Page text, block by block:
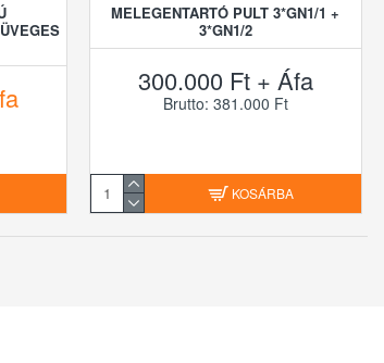
MELEGENTARTÓ PULT 3*GN1/1 +
3*GN1/2
300.000 Ft + Áfa
Brutto: 381.000 Ft
KOSÁRBA